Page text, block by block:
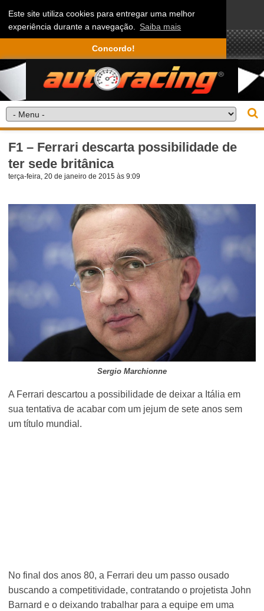
Este site utiliza cookies para entregar uma melhor
experiência durante a navegação. Saiba mais
Concordo!
F1 – Ferrari descarta possibilidade de
ter sede britânica
terça-feira, 20 de janeiro de 2015 às 9:09
Sergio Marchionne
A Ferrari descartou a possibilidade de deixar a Itália em
sua tentativa de acabar com um jejum de sete anos sem
um título mundial.
No final dos anos 80, a Ferrari deu um passo ousado
buscando a competitividade, contratando o projetista John
Barnard e o deixando trabalhar para a equipe em uma